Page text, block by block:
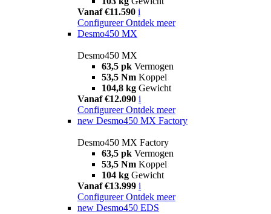
Vanaf €11.590 i
Configureer Ontdek meer
Desmo450 MX
Desmo450 MX
63,5 pk Vermogen
53,5 Nm Koppel
104,8 kg Gewicht
Vanaf €12.090 i
Configureer Ontdek meer
new Desmo450 MX Factory
Desmo450 MX Factory
63,5 pk Vermogen
53,5 Nm Koppel
104 kg Gewicht
Vanaf €13.999 i
Configureer Ontdek meer
new Desmo450 EDS